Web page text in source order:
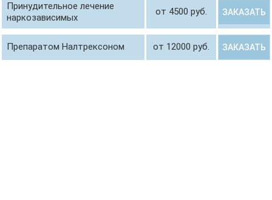
Принудительное лечение
наркозависимых
от 4500 руб. ЗАКАЗАТЬ
Препаратом Налтрексоном от 12000 руб. ЗАКАЗАТЬ